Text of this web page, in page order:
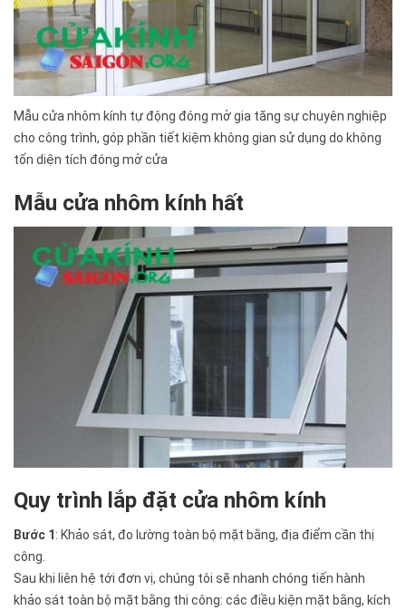
Mẫu cửa nhôm kính tự động đóng mở gia tăng sự chuyên nghiệp
cho công trình, góp phần tiết kiệm không gian sử dụng do không
tốn diện tích đóng mở cửa
Mẫu cửa nhôm kính hất
Quy trình lắp đặt cửa nhôm kính
Bước 1 : Khảo sát, đo lường toàn bộ mặt bằng, địa điểm cần thị
công.
Sau khi liên hệ tới đơn vị, chúng tôi sẽ nhanh chóng tiến hành
khảo sát toàn bộ mặt bằng thi công: các điều kiện mặt bằng, kích